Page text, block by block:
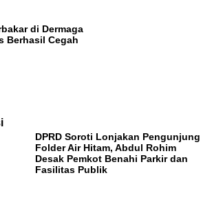
di Dermaga
Berhasil Cegah
DPRD Soroti Lonjakan Pengunjung
Folder Air Hitam, Abdul Rohim
Desak Pemkot Benahi Parkir dan
Fasilitas Publik